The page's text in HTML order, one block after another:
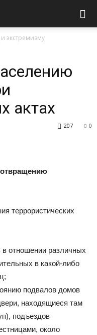
экстремизму
актах
0
207
террористических
в отношении различных
в какой-либо
подвалов домов
находящиеся там
подъездов
около